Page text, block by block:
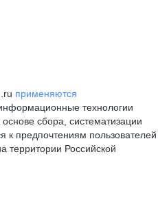
применяются
технологии
сбора, систематизации
к предпочтениям пользователей
территории Российской